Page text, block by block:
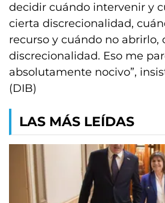
decidir cuándo intervenir y
cierta discrecionalidad,
recurso y cuándo no abrirlo,
discrecionalidad. Eso me
absolutamente nocivo”,
(DIB)
LAS MÁS LEÍDAS